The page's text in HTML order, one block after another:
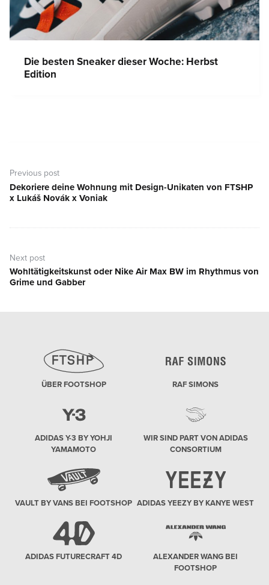
Die besten Sneaker dieser Woche: Herbst
Edition
Previous post
Previous
post:
Dekoriere deine Wohnung mit Design-Unikaten von FTSHP
x Lukáš Novák x Voniak
Next post
Next
post:
Wohltätigkeitskunst oder Nike Air Max BW im Rhythmus von
Grime und Gabber
ÜBER FOOTSHOP RAF SIMONS
ADIDAS Y-3 BY YOHJI
YAMAMOTO
WIR SIND PART VON ADIDAS
CONSORTIUM
VAULT BY VANS BEI FOOTSHOP ADIDAS YEEZY BY KANYE WEST
ADIDAS FUTURECRAFT 4D
ALEXANDER WANG BEI
FOOTSHOP